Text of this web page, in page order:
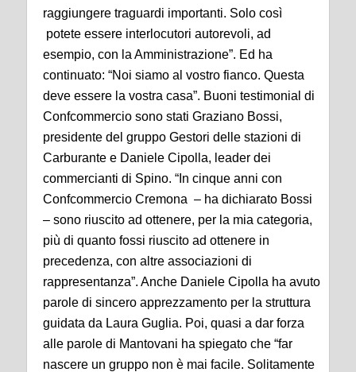
raggiungere traguardi importanti. Solo così
potete essere interlocutori autorevoli, ad
esempio, con la Amministrazione”. Ed ha
continuato: “Noi siamo al vostro fianco. Questa
deve essere la vostra casa”. Buoni testimonial di
Confcommercio sono stati Graziano Bossi,
presidente del gruppo Gestori delle stazioni di
Carburante e Daniele Cipolla, leader dei
commercianti di Spino. “In cinque anni con
Confcommercio Cremona – ha dichiarato Bossi
– sono riuscito ad ottenere, per la mia categoria,
più di quanto fossi riuscito ad ottenere in
precedenza, con altre associazioni di
rappresentanza”. Anche Daniele Cipolla ha avuto
parole di sincero apprezzamento per la struttura
guidata da Laura Guglia. Poi, quasi a dar forza
alle parole di Mantovani ha spiegato che “far
nascere un gruppo non è mai facile. Solitamente